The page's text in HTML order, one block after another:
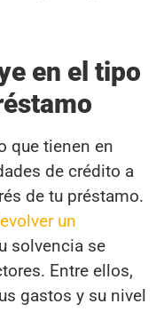
en el tipo
que tienen en
de crédito a
de tu préstamo.
un
solvencia se
Entre ellos,
gastos y su nivel